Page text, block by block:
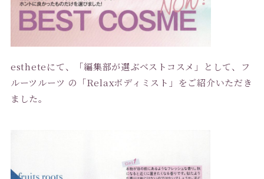
estheteにて、「編集部が選ぶベスト コスメ 」として、フ
ルーツルーツ の「Relaxボディミスト」をご紹介いただき
ました。